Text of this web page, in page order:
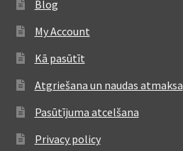
Blog
My Account
Kā pasūtīt
Atgriešana un naudas atmaksa
Pasūtījuma atcelšana
Privacy policy